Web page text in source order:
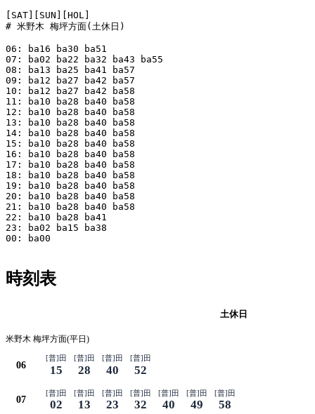
[SAT][SUN][HOL]
# 米野木 梅坪方面(土休日)
06: ba16 ba30 ba51
07: ba02 ba22 ba32 ba43 ba55
08: ba13 ba25 ba41 ba57
09: ba12 ba27 ba42 ba57
10: ba12 ba27 ba42 ba58
11: ba10 ba28 ba40 ba58
12: ba10 ba28 ba40 ba58
13: ba10 ba28 ba40 ba58
14: ba10 ba28 ba40 ba58
15: ba10 ba28 ba40 ba58
16: ba10 ba28 ba40 ba58
17: ba10 ba28 ba40 ba58
18: ba10 ba28 ba40 ba58
19: ba10 ba28 ba40 ba58
20: ba10 ba28 ba40 ba58
21: ba10 ba28 ba40 ba58
22: ba10 ba28 ba41
23: ba02 ba15 ba38
00: ba00
時刻表
土休日
米野木 梅坪方面(平日)
06
[普]田
15
[普]田
28
[普]田
40
[普]田
52
07
[普]田
02
[普]田
13
[普]田
23
[普]田
32
[普]田
40
[普]田
49
[普]田
58